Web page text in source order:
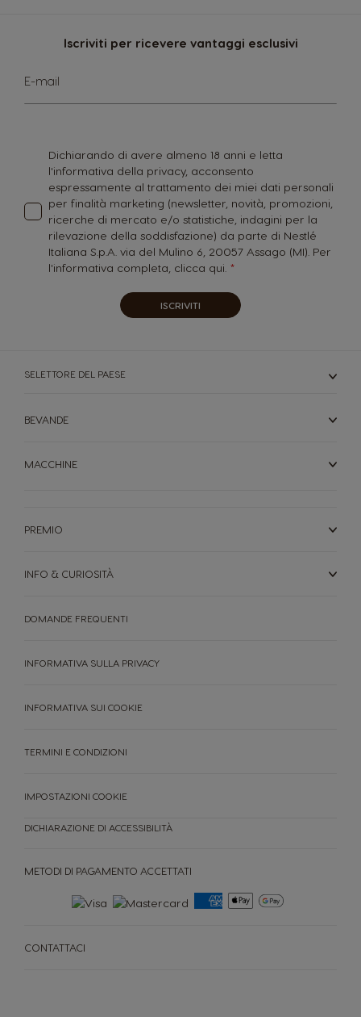
CAPSULE
CAPSULE
MACCHINE
MACCHINE
Iscriviti per ricevere vantaggi esclusivi
Iscriviti
alla
nostra
E-mail
Dichiarando di avere almeno 18 anni e letta
l'informativa della privacy, acconsento
espressamente al trattamento dei miei dati personali
per finalità marketing (newsletter, novità, promozioni,
ricerche di mercato e/o statistiche, indagini per la
rilevazione della soddisfazione) da parte di Nestlé
Italiana S.p.A. via del Mulino 6, 20057 Assago (MI). Per
l'informativa completa, clicca qui.
ISCRIVITI
SELETTORE DEL PAESE
BEVANDE
MACCHINE
PREMIO
INFO & CURIOSITÀ
METODI DI PAGAMENTO ACCETTATI
CONTATTACI
DOMANDE FREQUENTI
INFORMATIVA SULLA PRIVACY
INFORMATIVA SUI COOKIE
TERMINI E CONDIZIONI
IMPOSTAZIONI COOKIE
DICHIARAZIONE DI ACCESSIBILITÀ